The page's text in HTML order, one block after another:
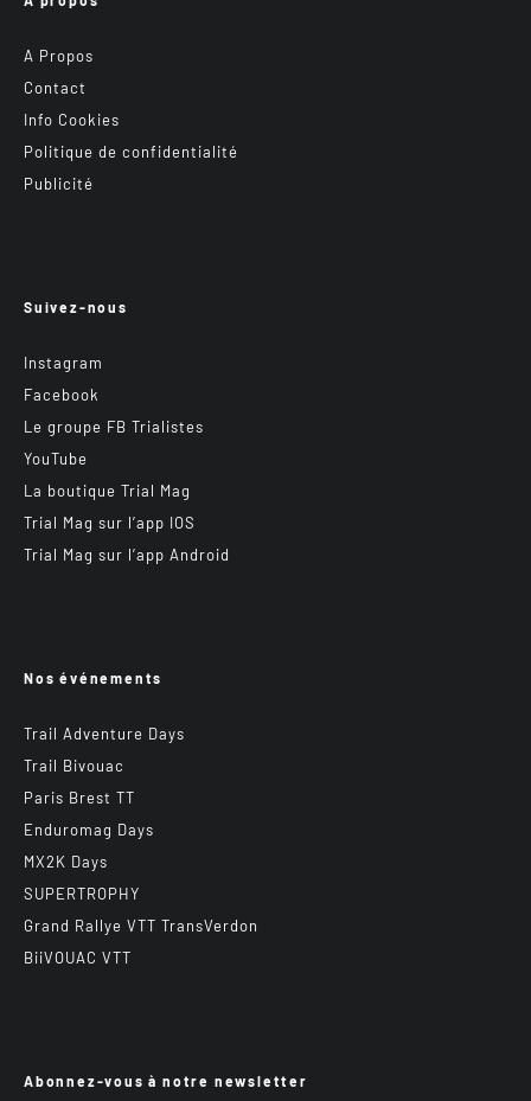
A Propos
Contact
Info Cookies
Politique de confidentialité
Publicité
Suivez-nous
Instagram
Facebook
Le groupe FB Trialistes
YouTube
La boutique Trial Mag
Trial Mag sur l’app IOS
Trial Mag sur l’app Android
Nos événements
Trail Adventure Days
Trail Bivouac
Paris Brest TT
Enduromag Days
MX2K Days
SUPERTROPHY
Grand Rallye VTT TransVerdon
BiiVOUAC VTT
Abonnez-vous à notre newsletter